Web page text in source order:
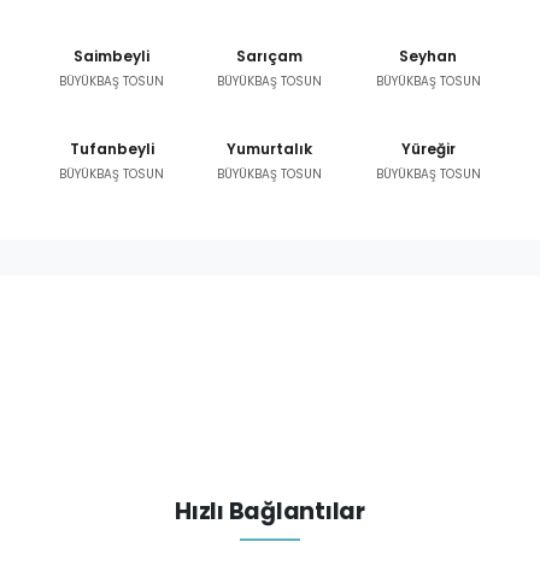
Saimbeyli
BÜYÜKBAŞ TOSUN
Sarıçam
BÜYÜKBAŞ TOSUN
Seyhan
BÜYÜKBAŞ TOSUN
Tufanbeyli
BÜYÜKBAŞ TOSUN
Yumurtalık
BÜYÜKBAŞ TOSUN
Yüreğir
BÜYÜKBAŞ TOSUN
Hızlı Bağlantılar